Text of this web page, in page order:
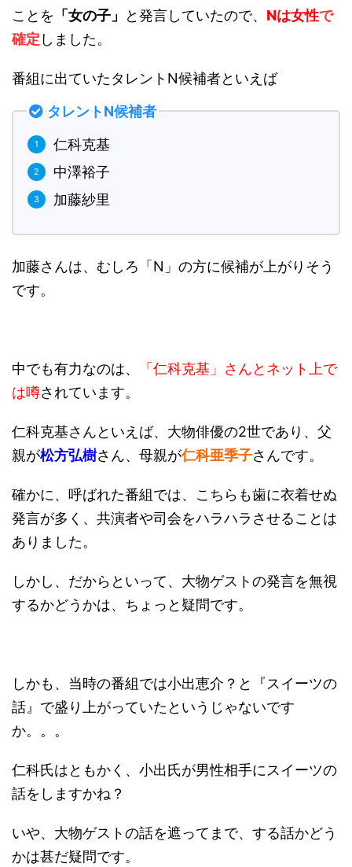
ことを 「女の子」 と発言していたので、 Nは女性で
確定 しました。
番組に出ていたタレントN候補者といえば
タレントN候補者
仁科克基
中澤裕子
加藤紗里
加藤さんは、むしろ「N」の方に候補が上がりそう
です。
中でも有力なのは、
「仁科克基」さんとネット上で
は噂されています。
仁科克基さんといえば、大物俳優の2世であり、父
親が松方弘樹さん、母親が仁科亜季子さんです。
確かに、呼ばれた番組では、こちらも歯に衣着せぬ
発言が多く、共演者や司会をハラハラさせることは
ありました。
しかし、だからといって、大物ゲストの発言を無視
するかどうかは、ちょっと疑問です。
しかも、当時の番組では小出恵介？と『スイーツの
話』で盛り上がっていたというじゃないです
か。。。
仁科氏はともかく、小出氏が男性相手にスイーツの
話をしますかね？
いや、大物ゲストの話を遮ってまで、する話かどう
かは甚だ疑問です。